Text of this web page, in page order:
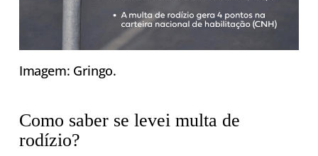
Imagem: Gringo.
Como saber se levei multa de
rodízio?